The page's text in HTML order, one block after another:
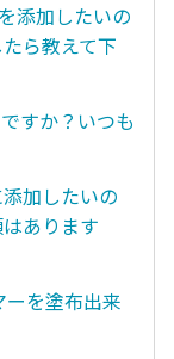
添加したいの
ら教えて下
すか？いつも
加したいの
あります
を塗布出来